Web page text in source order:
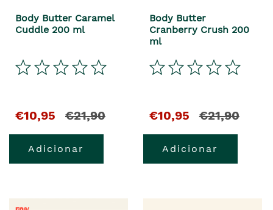
Body Butter Caramel
Cuddle 200 ml
€10,95 €21,90
Adicionar
Body Butter
Cranberry Crush 200
ml
€10,95 €21,90
Adicionar